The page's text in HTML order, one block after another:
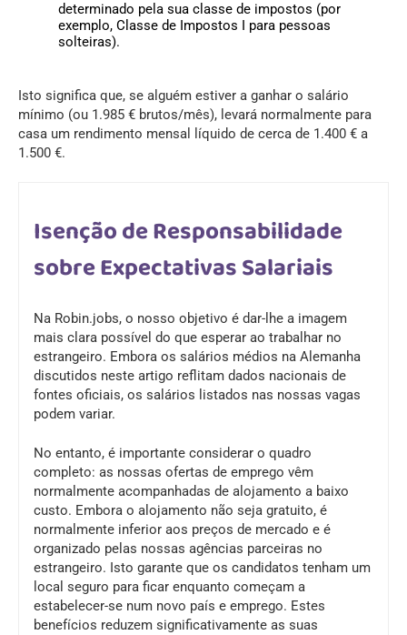
determinado pela sua classe de impostos (por
exemplo, Classe de Impostos I para pessoas
solteiras).
Isto significa que, se alguém estiver a ganhar o salário
mínimo (ou 1.985 € brutos/mês), levará normalmente para
casa um rendimento mensal líquido de cerca de 1.400 € a
1.500 €.
Isenção de Responsabilidade
sobre Expectativas Salariais
Na Robin.jobs, o nosso objetivo é dar-lhe a imagem
mais clara possível do que esperar ao trabalhar no
estrangeiro. Embora os salários médios na Alemanha
discutidos neste artigo reflitam dados nacionais de
fontes oficiais, os salários listados nas nossas vagas
podem variar.
No entanto, é importante considerar o quadro
completo: as nossas ofertas de emprego vêm
normalmente acompanhadas de alojamento a baixo
custo. Embora o alojamento não seja gratuito, é
normalmente inferior aos preços de mercado e é
organizado pelas nossas agências parceiras no
estrangeiro. Isto garante que os candidatos tenham um
local seguro para ficar enquanto começam a
estabelecer-se num novo país e emprego. Estes
benefícios reduzem significativamente as suas